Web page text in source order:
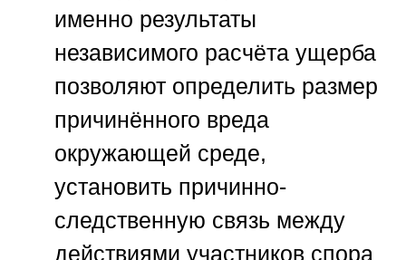
именно результаты
независимого расчёта ущерба
позволяют определить размер
причинённого вреда
окружающей среде,
установить причинно-
следственную связь между
действиями участников спора